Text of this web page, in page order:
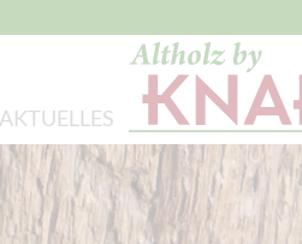
AKTUELLES